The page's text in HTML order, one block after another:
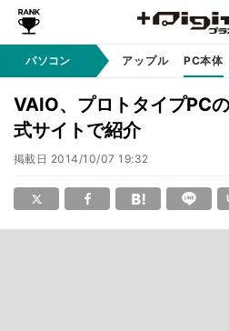
パソコンWindows アップル PC本体
VAIO、プロトタイプPC
式サイトで紹介
掲載日 2014/10/07 19:32